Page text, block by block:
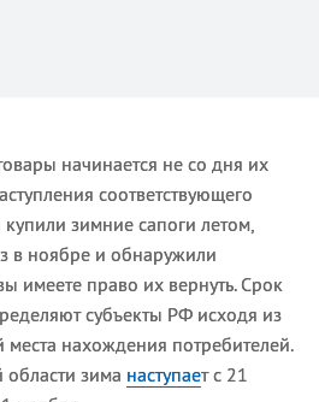
начинается не со дня их
соответствующего
купили зимние сапоги летом,
в ноябре и обнаружили
имеете право их вернуть. Срок
субъекты РФ исходя из
места нахождения потребителей.
зима наступает с 21